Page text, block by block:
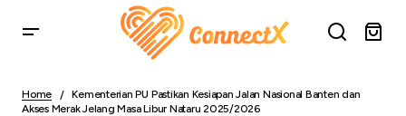
dan Akses Merak Jelang Masa Libur Nataru 2025/2026
Home
Kementerian PU Pastikan Kesiapan Jalan Nasional Banten dan
Akses Merak Jelang Masa Libur Nataru 2025/2026